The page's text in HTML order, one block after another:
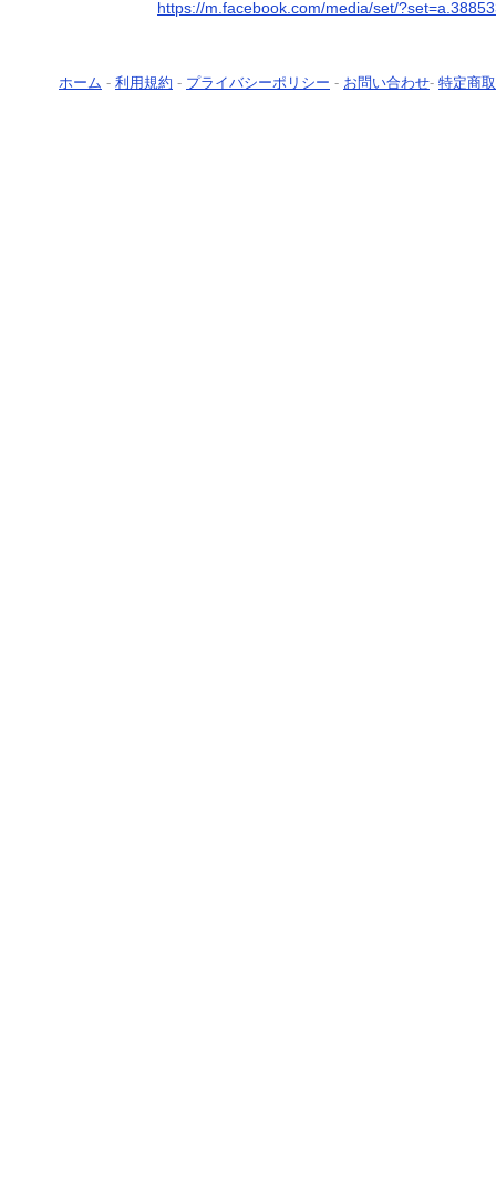
https://m.facebook.com/media/set/
ホーム - 利用規約 - プライバシーポリシー - お問い合わせ- 特定商